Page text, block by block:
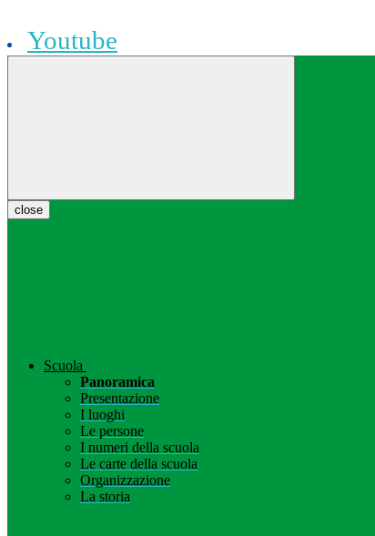
Youtube
close
Scuola
Panoramica
Presentazione
I luoghi
Le persone
I numeri della scuola
Le carte della scuola
Organizzazione
La storia